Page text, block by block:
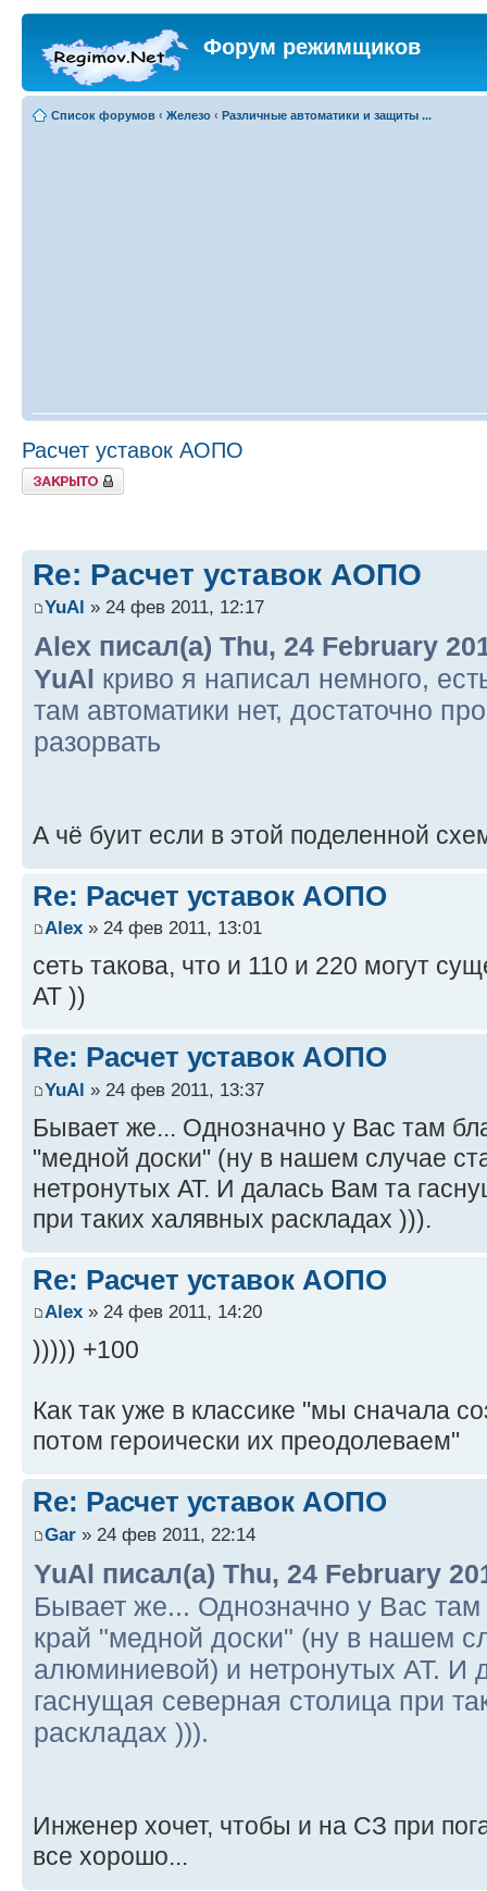
Форум режимщиков
Список форумов ‹ Железо ‹ Различные автоматики и защиты ...
Расчет уставок АОПО
Закрыто
Re: Расчет уставок АОПО
YuAl » 24 фев 2011, 12:17
Alex писал(а) Thu, 24 February
YuAl криво я написал немного,
там автоматики нет, достаточно
разорвать
А чё буит если в этой поделенной
Re: Расчет уставок АОПО
Alex » 24 фев 2011, 13:01
сеть такова, что и 110 и 220 могут
АТ ))
Re: Расчет уставок АОПО
YuAl » 24 фев 2011, 13:37
Бывает же... Однозначно у Вас там
"медной доски" (ну в нашем случае
нетронутых АТ. И далась Вам та
при таких халявных раскладах ))).
Re: Расчет уставок АОПО
Alex » 24 фев 2011, 14:20
))))) +100
Как так уже в классике "мы сначала
потом героически их преодолеваем"
Re: Расчет уставок АОПО
Gar » 24 фев 2011, 22:14
YuAl писал(а) Thu, 24 February
Бывает же... Однозначно у Вас
край "медной доски" (ну в нашем
алюминиевой) и нетронутых АТ. И
гаснущая северная столица при
раскладах ))).
Инженер хочет, чтобы и на СЗ при
все хорошо...